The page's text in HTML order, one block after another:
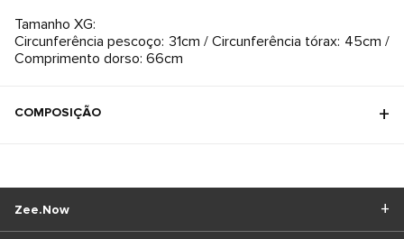
Tamanho XG:
Circunferência pescoço: 31cm / Circunferência tórax: 45cm /
Comprimento dorso: 66cm
COMPOSIÇÃO
Zee.Now